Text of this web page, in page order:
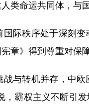
类命运共同体，与
秩序处于深刻变
章》得到尊重对保
转机并存，中欧
，霸权主义不断引